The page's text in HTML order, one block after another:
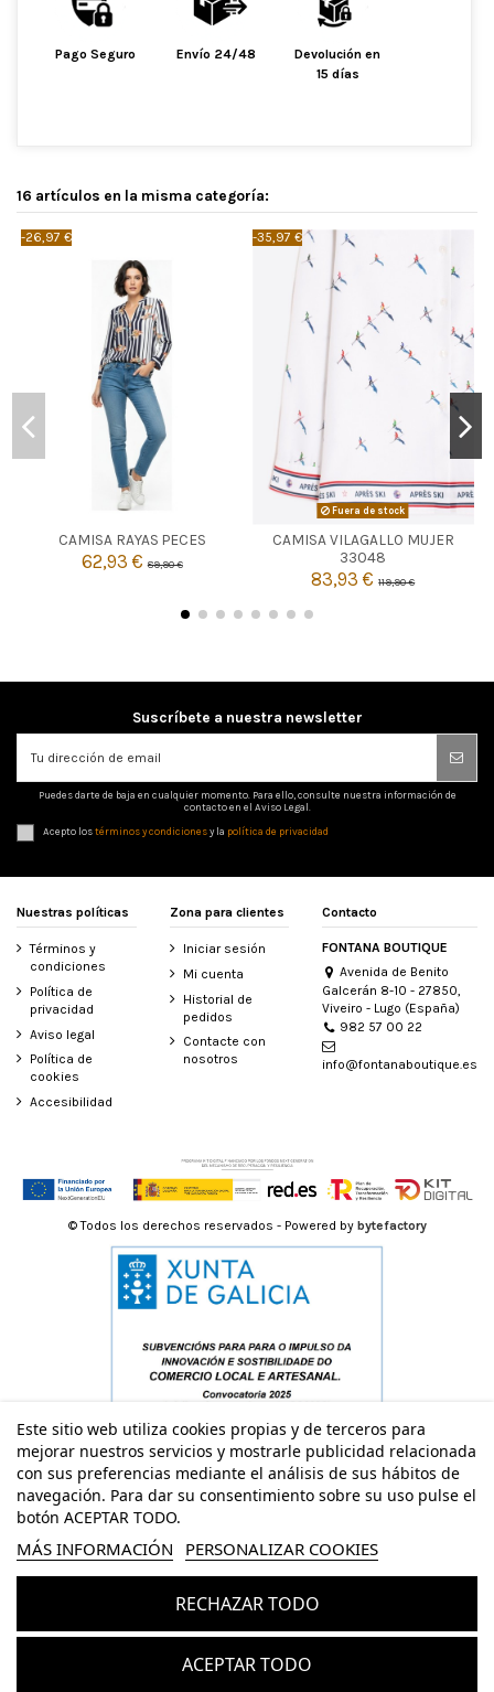
Pago Seguro Envío 24/48
Devolución en
15 días
16 artículos en la misma categoría:
-26,97 €
CAMISA RAYAS PECES
62,93 €89,90 €
BLANCO
40

-35,97 €
Fuera de stock
CAMISA VILAGALLO MUJER
33048
83,93 €119,90 €
 Agotado
Suscríbete a nuestra newsletter
Puedes darte de baja en cualquier momento. Para ello, consulte nuestra información de
contacto en el Aviso Legal.
Acepto lostérminos y condicionesy la política de privacidad
Nuestras políticas
Términos y
condiciones
Política de
privacidad
Aviso legal
Política de
cookies
Accesibilidad
Zona para clientes
Iniciar sesión
Mi cuenta
Historial de
pedidos
Contacte con
nosotros
Contacto
FONTANA BOUTIQUE
Avenida de Benito
Galcerán 8-10 - 27850,
Viveiro - Lugo (España)
982 57 00 22
info@fontanaboutique.es
Este sitio web utiliza cookies propias y de terceros para
mejorar nuestros servicios y mostrarle publicidad relacionada
con sus preferencias mediante el análisis de sus hábitos de
navegación. Para dar su consentimiento sobre su uso pulse el
botón ACEPTAR TODO.
MÁS INFORMACIÓN PERSONALIZAR COOKIES
RECHAZAR TODO
ACEPTAR TODO
© Todos los derechos reservados - Powered by bytefactory